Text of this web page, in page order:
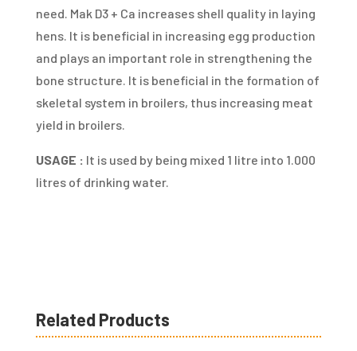
need. Mak D3 + Ca increases shell quality in laying
hens. It is beneficial in increasing egg production
and plays an important role in strengthening the
bone structure. It is beneficial in the formation of
skeletal system in broilers, thus increasing meat
yield in broilers.
USAGE : It is used by being mixed 1 litre into 1.000
litres of drinking water.
Related Products